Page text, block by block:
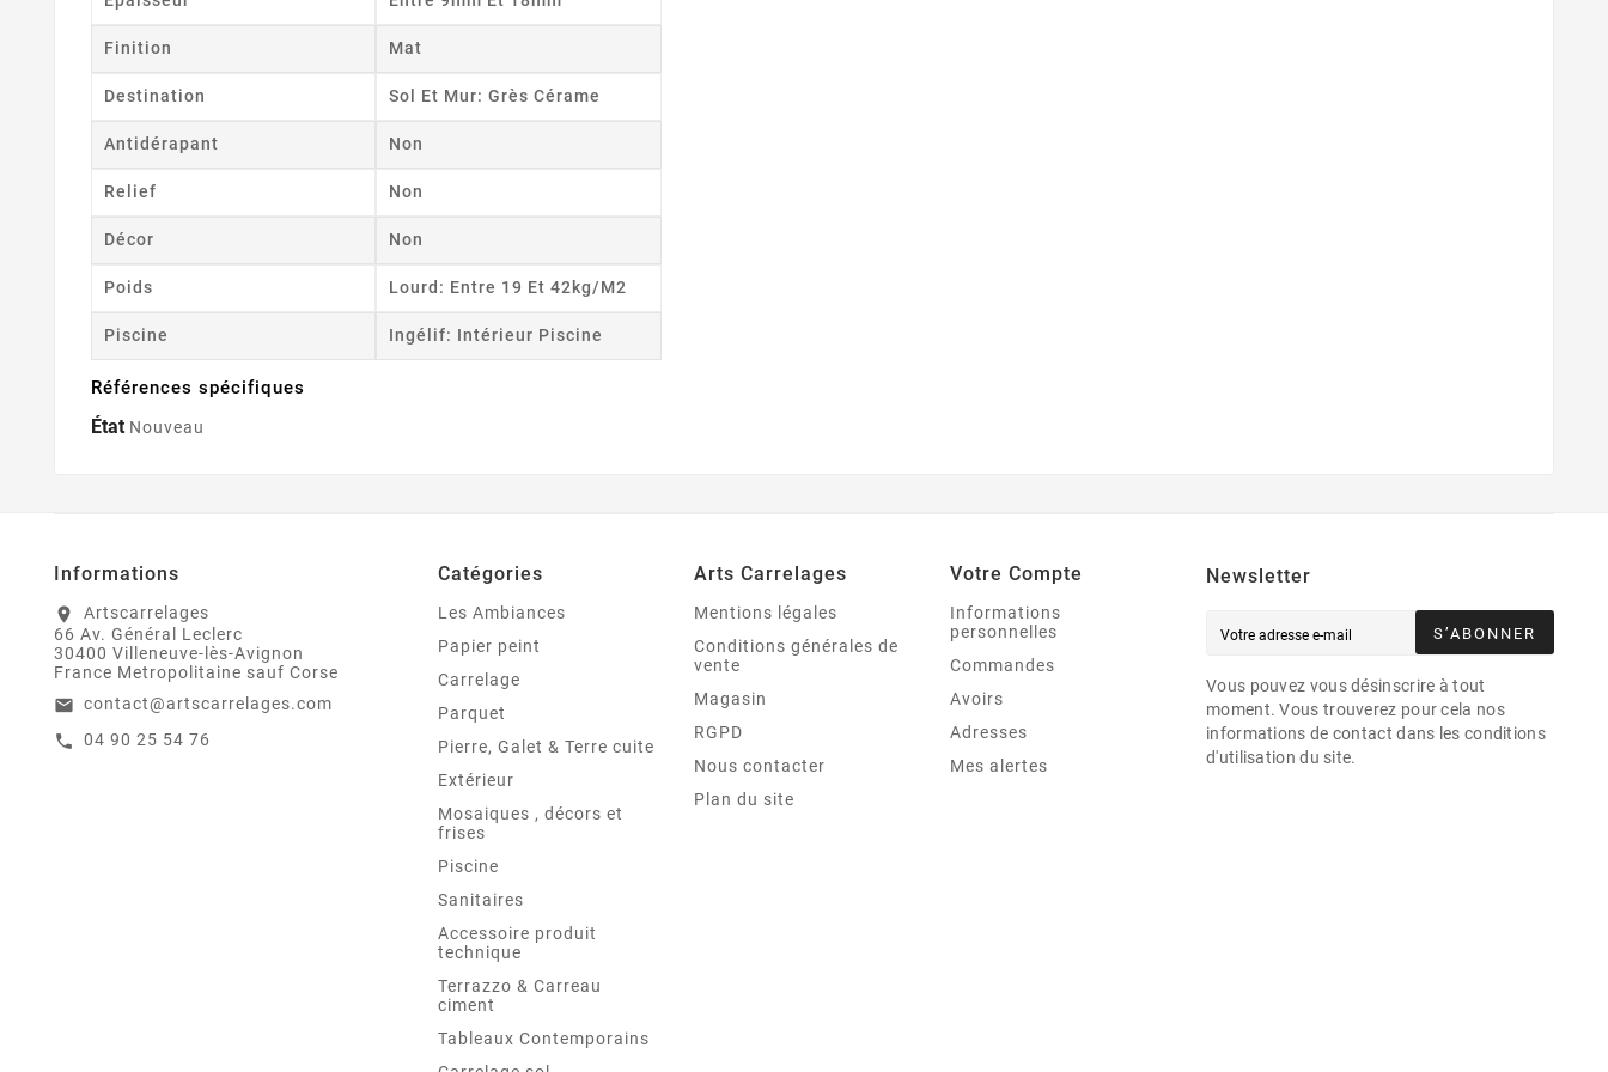
Finition Mat
Destination Sol Et Mur: Grès Cérame
Antidérapant Non
Relief Non
Décor Non
Poids Lourd: Entre 19 Et 42kg/m2
Piscine Ingélif: Intérieur Piscine
Références spécifiques
État Nouveau
Informations
location_on
Artscarrelages
66 Av. Général Leclerc
30400 Villeneuve-lès-Avignon
France Metropolitaine sauf Corse
email contact@artscarrelages.com
call 04 90 25 54 76
Catégories
Les Ambiances
Papier peint
Carrelage
Parquet
Pierre, Galet & Terre cuite
Extérieur
Mosaiques , décors et
frises
Piscine
Sanitaires
Accessoire produit
technique
Terrazzo & Carreau
ciment
Tableaux Contemporains
Arts Carrelages
Mentions légales
Conditions générales de
vente
Magasin
RGPD
Nous contacter
Plan du site
Votre Compte
Informations
personnelles
Commandes
Avoirs
Adresses
Mes alertes
Newsletter
S’ABONNER
Vous pouvez vous désinscrire à tout
moment. Vous trouverez pour cela nos
informations de contact dans les conditions
d'utilisation du site.